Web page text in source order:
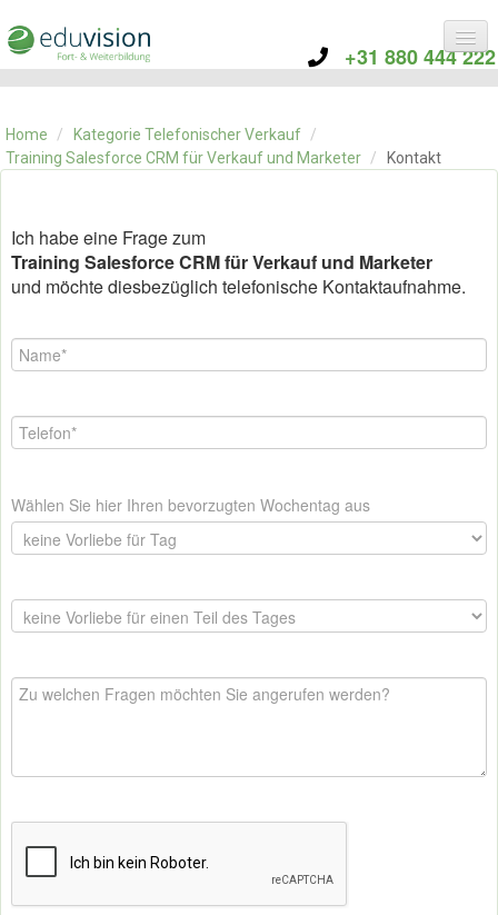
+31 880 444 222
KATEGORIE
ÜBER EDUVISION
KONTAKT
Home / Kategorie Telefonischer Verkauf /
Training Salesforce CRM für Verkauf und Marketer / Kontakt
Ich habe eine Frage zum
Training Salesforce CRM für Verkauf und Marketer
und möchte diesbezüglich telefonische Kontaktaufnahme.
Wählen Sie hier Ihren bevorzugten Wochentag aus